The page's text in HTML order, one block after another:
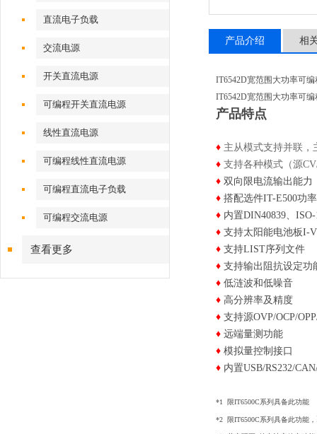
直流电子负载
交流电源
开关直流电源
可编程开关直流电源
线性直流电源
可编程线性直流电源
可编程直流电子负载
可编程交流电源
查看更多
产品介绍 相
IT6542D宽范围大功率可
IT6542D宽范围大功率可
产品特点
♦ 主从模式支持并联，
♦ 支持各种模式（源
♦ 双向限电流输出能
♦ 搭配选件IT-E500功
♦ 内置DIN40839、
♦ 支持太阳能电池板I-
♦ 支持LIST序列文件
♦ 支持输出阻抗设定功
♦ 低涟波和低噪音
♦ 高分辨率及精度
♦ 支持源OVP/OCP/
♦ 远端量测功能
♦ 模拟量控制接口
♦ 内置USB/RS232/
​*1 限IT6500C系列具备此功能
*2 限IT6500C系列具备此功能